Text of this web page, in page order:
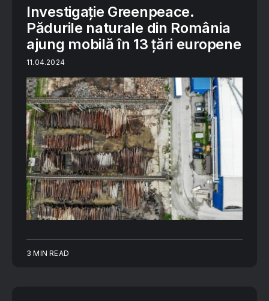
Investigație Greenpeace.
Pădurile naturale din România
ajung mobilă în 13 țări europene
11.04.2024
3 MIN READ